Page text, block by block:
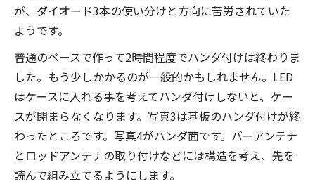
が、ダイオード3本の使い分けと方向に苦労されていた
ようです。
普通のペースで作って2時間程度でハンダ付けは終わりま
した。もう少しかかるのが一般的かもしれません。LED
はケースに入れる事を考えてハンダ付けしないと、ケー
スが閉まらなくなります。写真3は基板のハンダ付けが終
わったところです。写真4がハンダ面です。バーアンテナ
とロッドアンテナの取り付けなどには構造を考え、先を
読んで組み立てるようにします。